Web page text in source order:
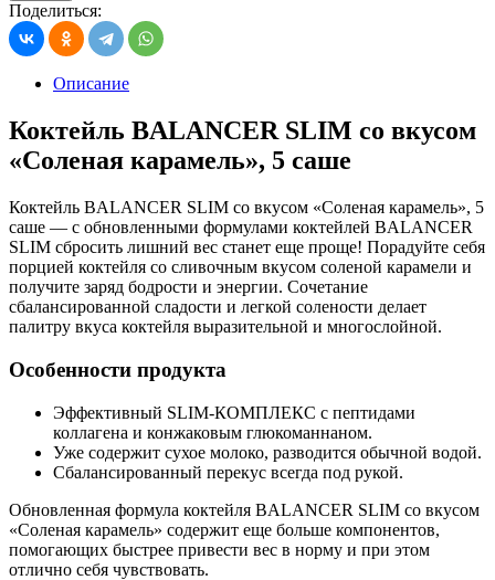
Поделиться:
Описание
Коктейль BALANCER SLIM со вкусом
«Соленая карамель», 5 саше
Коктейль BALANCER SLIM со вкусом «Соленая карамель», 5
саше — с обновленными формулами коктейлей BALANCER
SLIM сбросить лишний вес станет еще проще! Порадуйте себя
порцией коктейля со сливочным вкусом соленой карамели и
получите заряд бодрости и энергии. Сочетание
сбалансированной сладости и легкой солености делает
палитру вкуса коктейля выразительной и многослойной.
Особенности продукта
Эффективный SLIM-КОМПЛЕКС с пептидами
коллагена и конжаковым глюкоманнаном.
Уже содержит сухое молоко, разводится обычной водой.
Сбалансированный перекус всегда под рукой.
Обновленная формула коктейля BALANCER SLIM со вкусом
«Соленая карамель» содержит еще больше компонентов,
помогающих быстрее привести вес в норму и при этом
отлично себя чувствовать.